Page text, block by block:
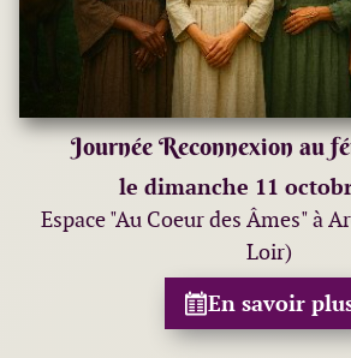
Journée Reconnexion au
le dimanche 11
Espace "Au Coeur des Âmes" à
Loir)
En savoir